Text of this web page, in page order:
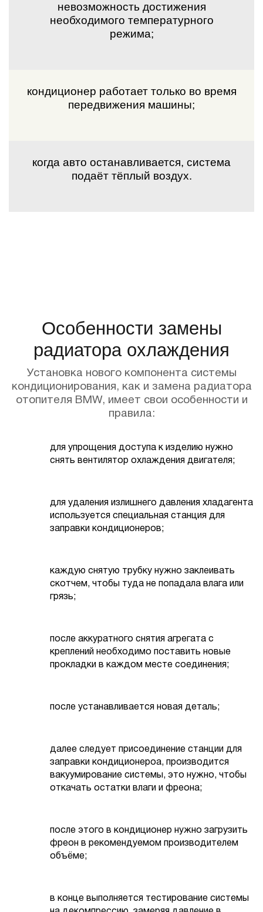
невозможность достижения
необходимого температурного
режима;
кондиционер работает только во время
передвижения машины;
когда авто останавливается, система
подаёт тёплый воздух.
Особенности замены
радиатора охлаждения
Установка нового компонента системы
кондиционирования, как и замена радиатора
отопителя BMW, имеет свои особенности и
правила:
для упрощения доступа к изделию нужно
снять вентилятор охлаждения двигателя;
для удаления излишнего давления хладагента
используется специальная станция для
заправки кондиционеров;
каждую снятую трубку нужно заклеивать
скотчем, чтобы туда не попадала влага или
грязь;
после аккуратного снятия агрегата с
креплений необходимо поставить новые
прокладки в каждом месте соединения;
после устанавливается новая деталь;
далее следует присоединение станции для
заправки кондиционероа, производится
вакуумирование системы, это нужно, чтобы
откачать остатки влаги и фреона;
после этого в кондиционер нужно загрузить
фреон в рекомендуемом производителем
объёме;
в конце выполняется тестирование системы